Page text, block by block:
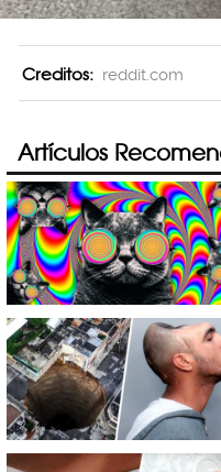
Creditos: reddit.com
Artículos